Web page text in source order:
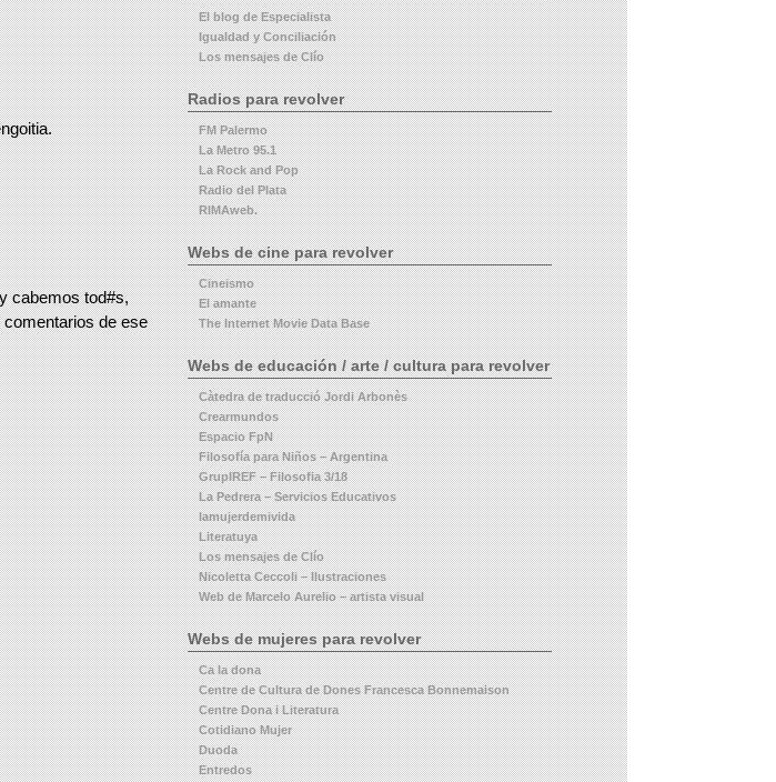
cabemos tod#s,
de ese
El blog de Especialista
Igualdad y Conciliación
Los mensajes de Clío
Radios para revolver
FM Palermo
La Metro 95.1
La Rock and Pop
Radio del Plata
RIMAweb.
Webs de cine para revolver
Cineismo
El amante
The Internet Movie Data Base
Webs de educación / arte / cultura para revolver
Càtedra de traducció Jordi Arbonès
Crearmundos
Espacio FpN
Filosofía para Niños – Argentina
GrupIREF – Filosofia 3/18
La Pedrera – Servicios Educativos
lamujerdemivida
Literatuya
Los mensajes de Clío
Nicoletta Ceccoli – Ilustraciones
Web de Marcelo Aurelio – artista visual
Webs de mujeres para revolver
Ca la dona
Centre de Cultura de Dones Francesca Bonnemaison
Centre Dona i Literatura
Cotidiano Mujer
Duoda
Entredos